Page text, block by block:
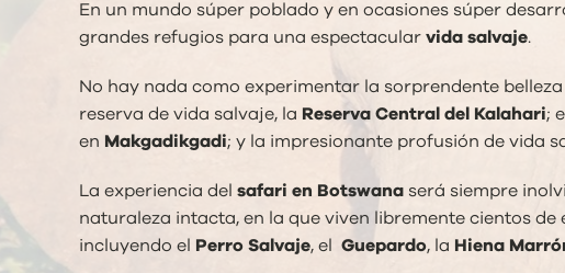
En un mundo súper poblado y en ocasiones súper
grandes refugios para una espectacular vida salvaje.
No hay nada como experimentar la sorprendente belleza
reserva de vida salvaje, la Reserva Central del Kalahari;
en Makgadikgadi; y la impresionante profusión de vida
La experiencia del safari en Botswana será siempre
naturaleza intacta, en la que viven libremente cientos
incluyendo el Perro Salvaje, el Guepardo, la Hiena